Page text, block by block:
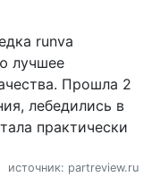
runva
лучшее
Прошла 2
лебедились в
практически
источник: partreview.ru